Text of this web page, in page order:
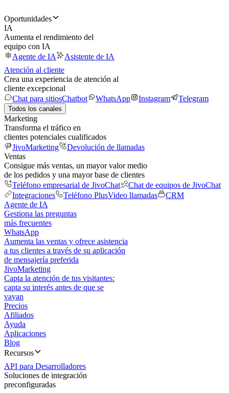
Oportunidades
IA
Aumenta el rendimiento del
equipo con IA
Agente de IA
Asistente de IA
Atención al cliente
Crea una experiencia de atención al
cliente excepcional
Chat para sitiosChatbot WhatsApp Instagram Telegram
Todos los canales
Marketing
Transforma el tráfico en
clientes potenciales cualificados
JivoMarketing
Devolución de llamadas
Ventas
Consigue más ventas, un mayor valor medio
de los pedidos y una mayor base de clientes
Teléfono empresarial de JivoChat
Chat de equipos de JivoChat
Integraciones
Teléfono PlusVideo llamadas
CRM
Agente de IA
Gestiona las preguntas
más frecuentes
WhatsApp
Aumenta las ventas y ofrece asistencia
a tus clientes a través de su aplicación
de mensajería preferida
JivoMarketing
Capta la atención de tus visitantes:
capta su interés antes de que se
vayan
Precios
Afiliados
Ayuda
Aplicaciones
Blog
Recursos
API para Desarrolladores
Soluciones de integración
preconfiguradas